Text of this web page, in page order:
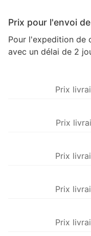
Prix pour l'envoi
Pour l'expedition de
avec un délai de 2